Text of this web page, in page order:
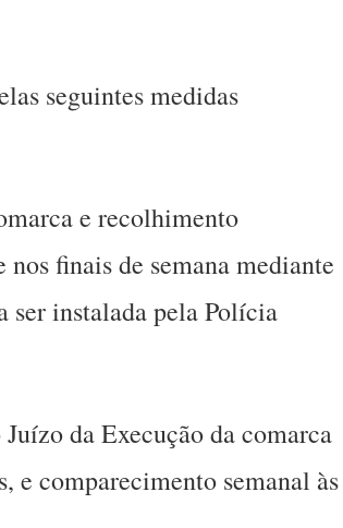
seguintes medidas
e recolhimento
finais de semana mediante
ser instalada pela Polícia
da Execução da comarca
e comparecimento semanal às